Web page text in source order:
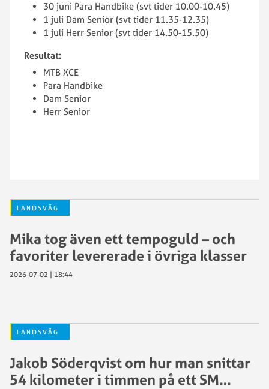
30 juni Para Handbike (svt tider 10.00-10.45)
1 juli Dam Senior (svt tider 11.35-12.35)
1 juli Herr Senior (svt tider 14.50-15.50)
Resultat:
MTB XCE
Para Handbike
Dam Senior
Herr Senior
LANDSVÄG
Mika tog även ett tempoguld – och
favoriter levererade i övriga klasser
2026-07-02 | 18:44
LANDSVÄG
Jakob Söderqvist om hur man snittar
54 kilometer i timmen på ett SM…